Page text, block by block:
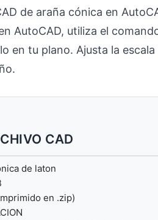
de araña cónica en
AutoCAD, utiliza el
en tu plano. Ajusta la
CAD
de laton
en .zip)